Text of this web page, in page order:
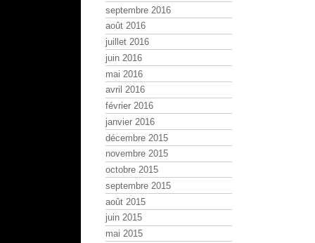
septembre 2016
août 2016
juillet 2016
juin 2016
mai 2016
avril 2016
février 2016
janvier 2016
décembre 2015
novembre 2015
octobre 2015
septembre 2015
août 2015
juin 2015
mai 2015